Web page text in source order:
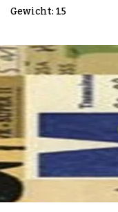
Gewicht: 15